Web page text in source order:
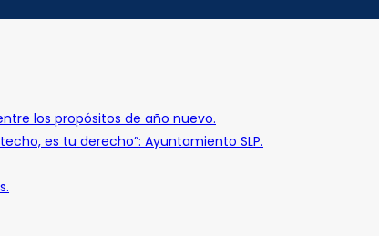
los propósitos de año nuevo.
es tu derecho”: Ayuntamiento SLP.